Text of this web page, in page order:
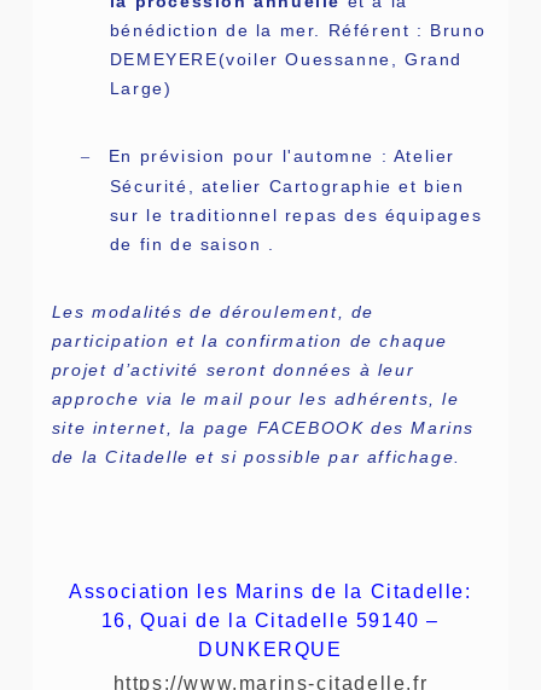
bénédiction de la mer. Référent : Bruno
DEMEYERE(voiler Ouessanne, Grand
Large)
–
En prévision pour l'automne : Atelier
Sécurité, atelier Cartographie et bien
sur le traditionnel repas des équipages
de fin de saison .
Les modalités de déroulement, de
participation et la confirmation de chaque
projet d’activité seront données à leur
approche via le mail pour les adhérents, le
site internet, la page FACEBOOK des Marins
de la Citadelle et si possible par affichage.
Association les Marins de la Citadelle:
16, Quai de la Citadelle 59140 –
DUNKERQUE
https://www.marins-citadelle.fr